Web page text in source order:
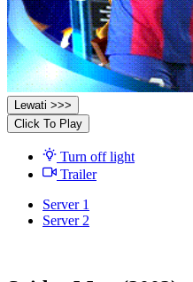
Lewati >>>
Click To Play
Turn off light
Trailer
Server 1
Server 2